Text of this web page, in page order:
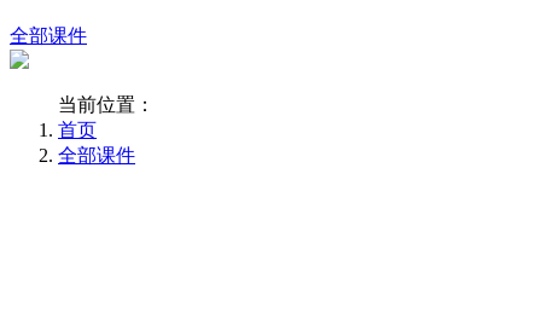
全部课件
当前位置：
首页
全部课件